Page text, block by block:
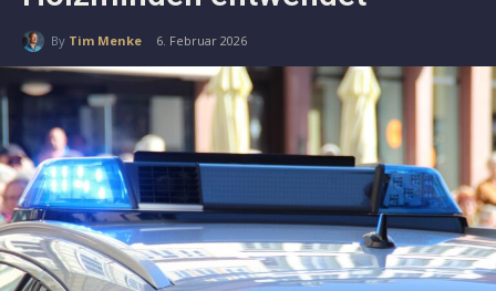
By Tim Menke 6. Februar 2026